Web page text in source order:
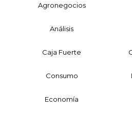
Agronegocios
Análisis
Caja Fuerte
Consumo
Economía